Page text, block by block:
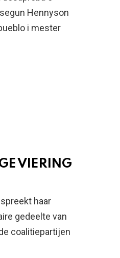
Hennyson
i mester
VIERING
haar
gedeelte van
coalitiepartijen